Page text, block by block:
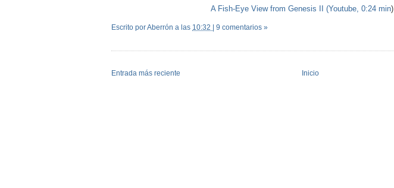
A Fish-Eye View from Genesis II (Youtube, 0:24 min)
Escrito por Aberrón a las 10:32 | 9 comentarios »
Entrada más reciente Inicio